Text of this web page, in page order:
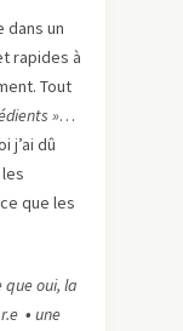
dans un
rapides à
Tout
»…
j’ai dû
que les
que oui, la
• une